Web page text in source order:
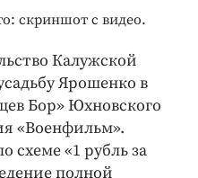
скриншот с видео.
Калужской
Ярошенко в
Бор» Юхновского
«Военфильм».
схеме «1 рубль за
полной